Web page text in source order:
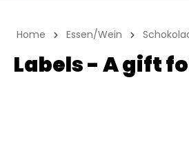
Home Essen/Wein
Labels - A gift